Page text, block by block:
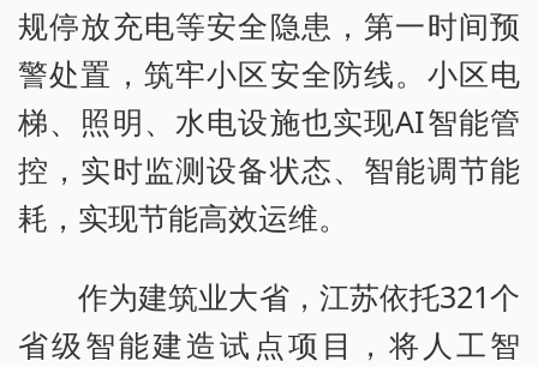
规停放充电等安全隐患，第一时间预
警处置，筑牢小区安全防线。小区电
梯、照明、水电设施也实现AI智能管
控，实时监测设备状态、智能调节能
耗，实现节能高效运维。
作为建筑业大省，江苏依托321个
省级智能建造试点项目，将人工智